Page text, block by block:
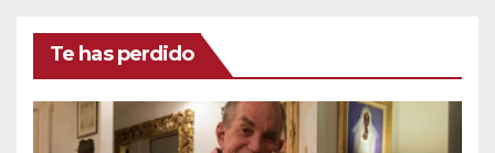
Te has perdido